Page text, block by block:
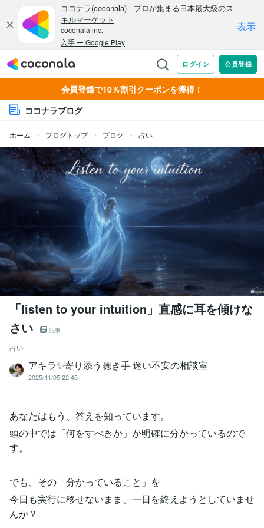
会員登録で10％割引クーポンを獲得！
ココナラブログ
ホーム ブログトップ ブログ 占い
「listen to your intuition」直感に耳を傾けな
さい
記事
占い
アキラ✨寄り添う聴き手 迷い不安の相談室
2025/11/05 22:45
あなたはもう、答えを知っています。
頭の中では「何をすべきか」が明確に分かっているので
す。
でも、その「分かっていること」を
今日も実行に移せないまま、一日を終えようとしていませ
んか？